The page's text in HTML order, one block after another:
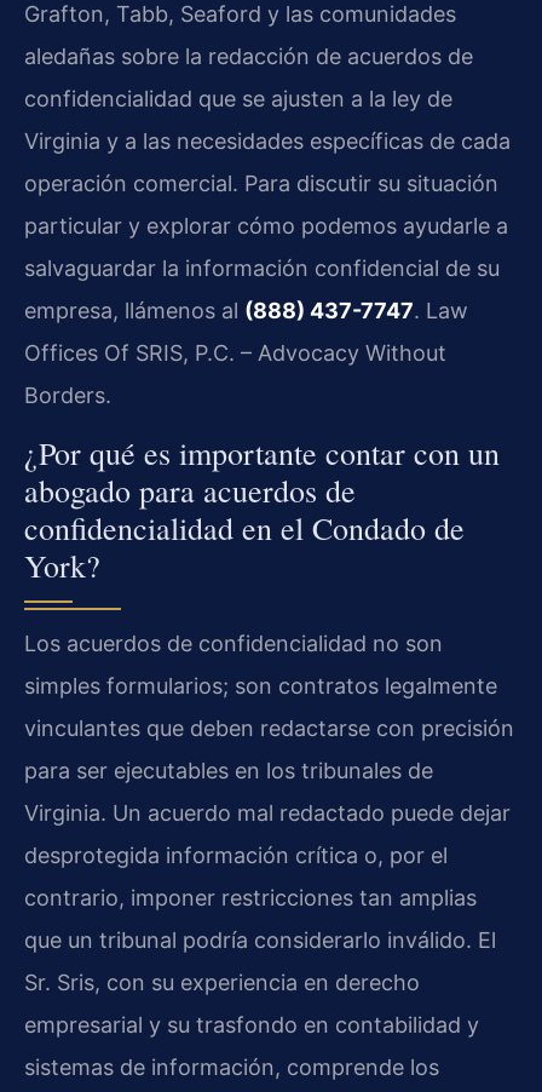
Grafton, Tabb, Seaford y las comunidades
aledañas sobre la redacción de acuerdos de
confidencialidad que se ajusten a la ley de
Virginia y a las necesidades específicas de cada
operación comercial. Para discutir su situación
particular y explorar cómo podemos ayudarle a
salvaguardar la información confidencial de su
empresa, llámenos al (888) 437-7747. Law
Offices Of SRIS, P.C. – Advocacy Without
Borders.
¿Por qué es importante contar con un
abogado para acuerdos de
confidencialidad en el Condado de
York?
Los acuerdos de confidencialidad no son
simples formularios; son contratos legalmente
vinculantes que deben redactarse con precisión
para ser ejecutables en los tribunales de
Virginia. Un acuerdo mal redactado puede dejar
desprotegida información crítica o, por el
contrario, imponer restricciones tan amplias
que un tribunal podría considerarlo inválido. El
Sr. Sris, con su experiencia en derecho
empresarial y su trasfondo en contabilidad y
sistemas de información, comprende los